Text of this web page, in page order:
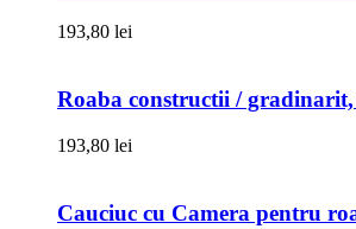
193,80 lei
Roaba constructii /
193,80 lei
Cauciuc cu Camera pentru